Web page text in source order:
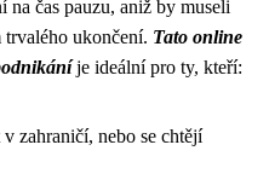
čas pauzu, aniž by museli
trvalého ukončení. Tato online
je ideální pro ty, kteří:
zahraničí, nebo se chtějí